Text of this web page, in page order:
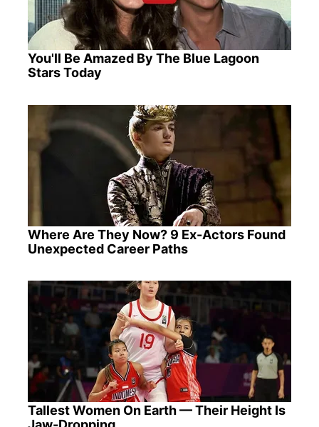
You'll Be Amazed By The Blue Lagoon
Stars Today
Where Are They Now? 9 Ex-Actors Found
Unexpected Career Paths
Tallest Women On Earth — Their Height Is